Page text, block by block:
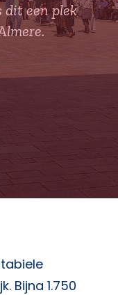
dit een plek
Bijna 1.750